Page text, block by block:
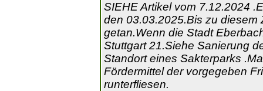
SIEHE Artikel vom 7.12.2024
den 03.03.2025.Bis zu
getan.Wenn die Stadt
Stuttgart 21.Siehe Sanierung
Standort eines Sakterparks
Fördermittel der vorgegeben
runterfliesen.